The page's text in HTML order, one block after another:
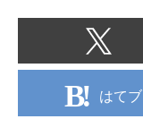
はてブ